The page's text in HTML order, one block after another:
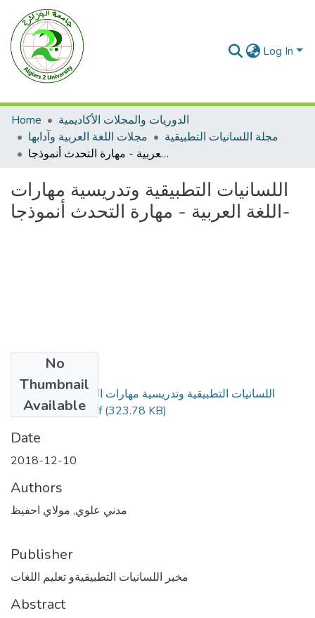
Log In
Home
الدوريات والمجلات الأكاديمية
مجلات اللغة العربية وآدابها
مجلة اللسانيات التطبيقية
اللسانيات التطبيقية وتدريسية مهارات اللغة العربية - مهارة التحدث أنموذجا-
اللسانيات التطبيقية وتدريسية مهارات
اللغة العربية - مهارة التحدث أنموذجا-
No
Thumbnail
Available
اللسانيات التطبيقية وتدريسية مهارات اللغة العربية - مهارة
التحدث أنموذجا-.pdf(323.78 KB)
Date
2018-12-10
Authors
مدني علوي, مولاي احفيظ
Publisher
مخبر اللسانيات التطبيقيةو تعليم اللغات
Abstract